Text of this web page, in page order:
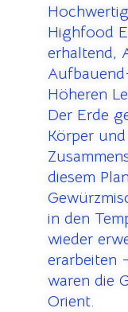
Highfood
erhaltend,
Höheren
Der Erde
Körper
diesem
in den
wieder
erarbeiten
waren die
Orient.